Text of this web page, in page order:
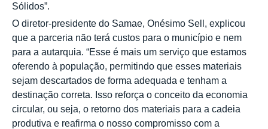
Sólidos”.
O diretor-presidente do Samae, Onésimo Sell, explicou
que a parceria não terá custos para o município e nem
para a autarquia. “Esse é mais um serviço que estamos
oferendo à população, permitindo que esses materiais
sejam descartados de forma adequada e tenham a
destinação correta. Isso reforça o conceito da economia
circular, ou seja, o retorno dos materiais para a cadeia
produtiva e reafirma o nosso compromisso com a